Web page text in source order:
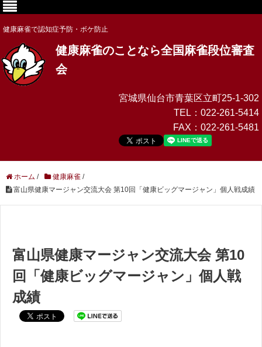
健康麻雀で認知症予防・ボケ防止
健康麻雀のことなら全国麻雀段位審査
会
宮城県仙台市青葉区立町25-1-302
TEL： 022-261-5414
FAX： 022-261-5481
ホーム / 健康麻雀 /
富山県健康マージャン交流大会 第10回「健康ビッグマージャン」個人戦成績
富山県健康マージャン交流大会 第10
回「健康ビッグマージャン」個人戦
成績